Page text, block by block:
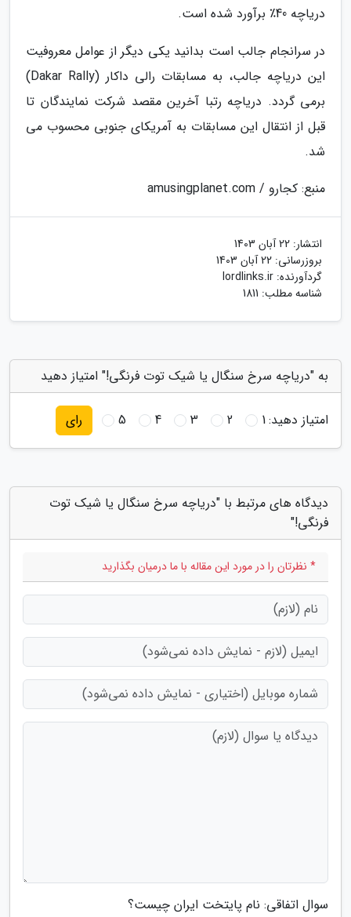
دریاچه 40٪ برآورد شده است.
در سرانجام جالب است بدانید یکی دیگر از عوامل معروفیت
این دریاچه جالب، به مسابقات رالی داکار (Dakar Rally)
برمی گردد. دریاچه رتبا آخرین مقصد شرکت نمایندگان تا
قبل از انتقال این مسابقات به آمریکای جنوبی محسوب می
شد.
منبع: کجارو / amusingplanet.com
انتشار: 22 آبان 1403
بروزرسانی: 22 آبان 1403
گردآورنده: lordlinks.ir
شناسه مطلب: 1811
به "دریاچه سرخ سنگال یا شیک توت فرنگی!" امتیاز دهید
امتیاز دهید:1
2
3
4
5 رای
دیدگاه های مرتبط با "دریاچه سرخ سنگال یا شیک توت
فرنگی!"
* نظرتان را در مورد این مقاله با ما درمیان بگذارید
سوال اتفاقی: نام پایتخت ایران چیست؟